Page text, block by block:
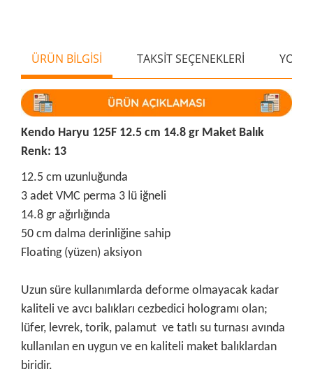
ÜRÜN BİLGİSİ TAKSİT SEÇENEKLERİ
Kendo Haryu 125F 12.5 cm 14.8 gr Maket Balık
Renk: 13
12.5 cm uzunluğunda
3 adet VMC perma 3 lü iğneli
14.8 gr ağırlığında
50 cm dalma derinliğine sahip
Floating (yüzen) aksiyon
Uzun süre kullanımlarda deforme olmayacak kadar
kaliteli ve avcı balıkları cezbedici hologramı olan;
lüfer, levrek, torik, palamut ve tatlı su turnası avında
kullanılan en uygun ve en kaliteli maket balıklardan
biridir.